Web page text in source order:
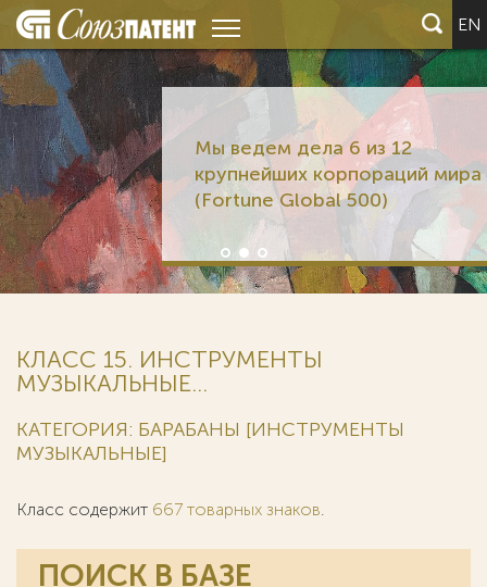
EN
Мы ведем дела 6 из 12
крупнейших корпораций мира
(Fortune Global 500)
КЛАСС 15. ИНСТРУМЕНТЫ
МУЗЫКАЛЬНЫЕ...
КАТЕГОРИЯ: БАРАБАНЫ [ИНСТРУМЕНТЫ
МУЗЫКАЛЬНЫЕ]
Класс содержит 667 товарных знаков.
ПОИСК В БАЗЕ